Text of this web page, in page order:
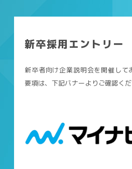
新卒採用エントリー
新卒者向け企業説明会を開催して
要項は、下記バナーよりご確認くだ